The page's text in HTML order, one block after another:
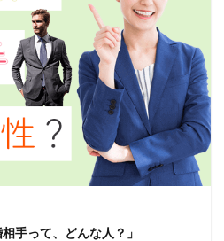
手って、どんな人？」